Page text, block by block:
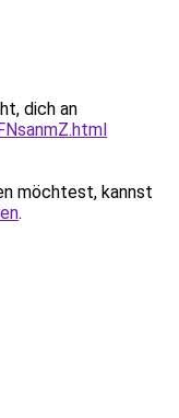
dich an
möchtest, kannst
.